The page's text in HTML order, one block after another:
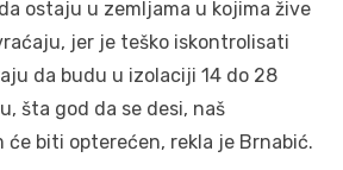
ostaju u zemljama u kojima žive
jer je teško iskontrolisati
da budu u izolaciji 14 do 28
šta god da se desi, naš
biti opterećen, rekla je Brnabić.